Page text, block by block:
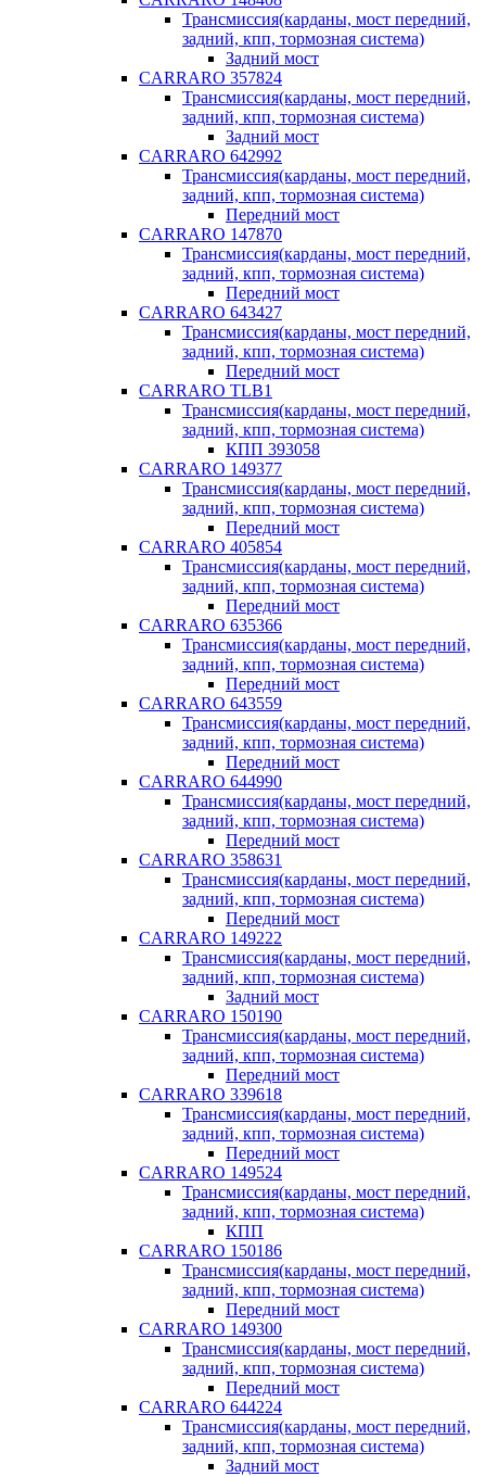
Трансмиссия(карданы, мост передний,
задний, кпп, тормозная система)
Задний мост
CARRARO 357824
Трансмиссия(карданы, мост передний,
задний, кпп, тормозная система)
Задний мост
CARRARO 642992
Трансмиссия(карданы, мост передний,
задний, кпп, тормозная система)
Передний мост
CARRARO 147870
Трансмиссия(карданы, мост передний,
задний, кпп, тормозная система)
Передний мост
CARRARO 643427
Трансмиссия(карданы, мост передний,
задний, кпп, тормозная система)
Передний мост
CARRARO TLB1
Трансмиссия(карданы, мост передний,
задний, кпп, тормозная система)
КПП 393058
CARRARO 149377
Трансмиссия(карданы, мост передний,
задний, кпп, тормозная система)
Передний мост
CARRARO 405854
Трансмиссия(карданы, мост передний,
задний, кпп, тормозная система)
Передний мост
CARRARO 635366
Трансмиссия(карданы, мост передний,
задний, кпп, тормозная система)
Передний мост
CARRARO 643559
Трансмиссия(карданы, мост передний,
задний, кпп, тормозная система)
Передний мост
CARRARO 644990
Трансмиссия(карданы, мост передний,
задний, кпп, тормозная система)
Передний мост
CARRARO 358631
Трансмиссия(карданы, мост передний,
задний, кпп, тормозная система)
Передний мост
CARRARO 149222
Трансмиссия(карданы, мост передний,
задний, кпп, тормозная система)
Задний мост
CARRARO 150190
Трансмиссия(карданы, мост передний,
задний, кпп, тормозная система)
Передний мост
CARRARO 339618
Трансмиссия(карданы, мост передний,
задний, кпп, тормозная система)
Передний мост
CARRARO 149524
Трансмиссия(карданы, мост передний,
задний, кпп, тормозная система)
КПП
CARRARO 150186
Трансмиссия(карданы, мост передний,
задний, кпп, тормозная система)
Передний мост
CARRARO 149300
Трансмиссия(карданы, мост передний,
задний, кпп, тормозная система)
Передний мост
CARRARO 644224
Трансмиссия(карданы, мост передний,
задний, кпп, тормозная система)
Задний мост